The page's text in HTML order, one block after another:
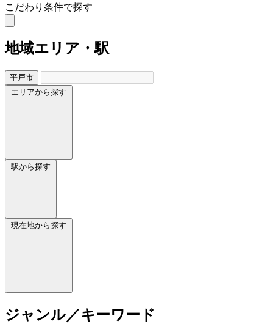
こだわり条件で探す
地域エリア・駅
平戸市
エリアから探す
駅から探す
現在地から探す
ジャンル／キーワード